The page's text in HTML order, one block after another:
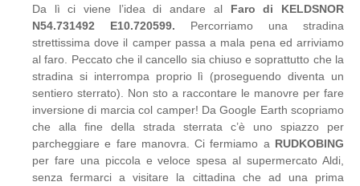
Da lì ci viene l’idea di andare alFaro di KELDSNOR
N54.731492 E10.720599. Percorriamo una stradina
strettissima dove il camper passa a mala pena ed arriviamo
al faro. Peccato che il cancello sia chiuso e soprattutto che la
stradina si interrompa proprio lì (proseguendo diventa un
sentiero sterrato). Non sto a raccontare le manovre per fare
inversione di marcia col camper! Da Google Earth scopriamo
che alla fine della strada sterrata c’è uno spiazzo per
parcheggiare e fare manovra. Ci fermiamo a RUDKOBING
per fare una piccola e veloce spesa al supermercato Aldi,
senza fermarci a visitare la cittadina che ad una prima